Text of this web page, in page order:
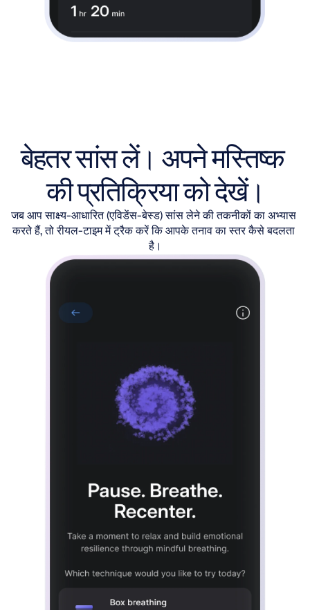
बेहतर सांस लें। अपने मस्तिष्क
की प्रतिक्रिया को देखें।
जब आप साक्ष्य-आधारित (एविडेंस-बेस्ड) सांस लेने की तकनीकों का अभ्यास
करते हैं, तो रीयल-टाइम में ट्रैक करें कि आपके तनाव का स्तर कैसे बदलता
है।